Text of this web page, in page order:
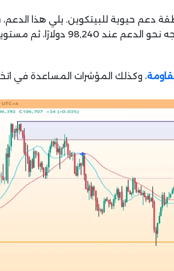
مستوى 102,816 دولارًا أقرب منطقة دعم حيوية
، وكذلك المؤشرات المساعدة في